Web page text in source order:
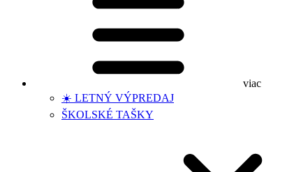
viac
☀️ LETNÝ VÝPREDAJ
ŠKOLSKÉ TAŠKY